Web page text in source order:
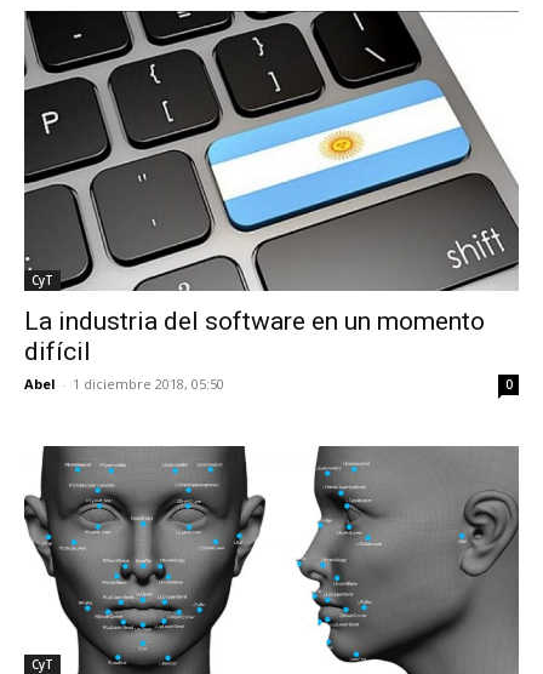
CyT
La industria del software en un momento
difícil
Abel - 1 diciembre 2018, 05:50 0
CyT